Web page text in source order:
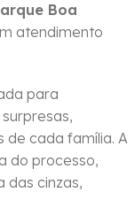
Boa
atendimento
para
de cada família. A
do processo,
das cinzas,